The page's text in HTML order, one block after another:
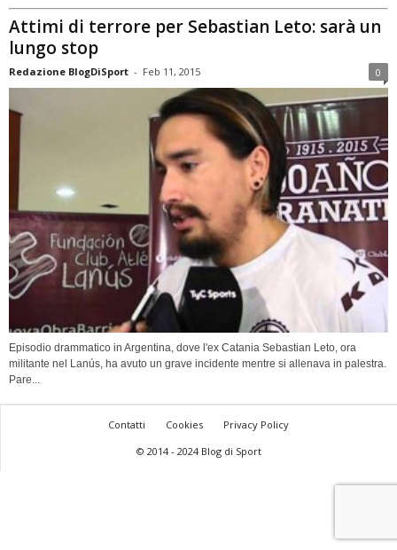
Attimi di terrore per Sebastian Leto: sarà un
lungo stop
Redazione BlogDiSport - Feb 11, 2015 0
Episodio drammatico in Argentina, dove l'ex Catania Sebastian Leto, ora
militante nel Lanús, ha avuto un grave incidente mentre si allenava in palestra.
Pare...
Contatti Cookies
Privacy Policy
© 2014 - 2024 Blog di Sport